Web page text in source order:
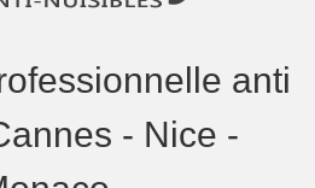
anti
- Nice -